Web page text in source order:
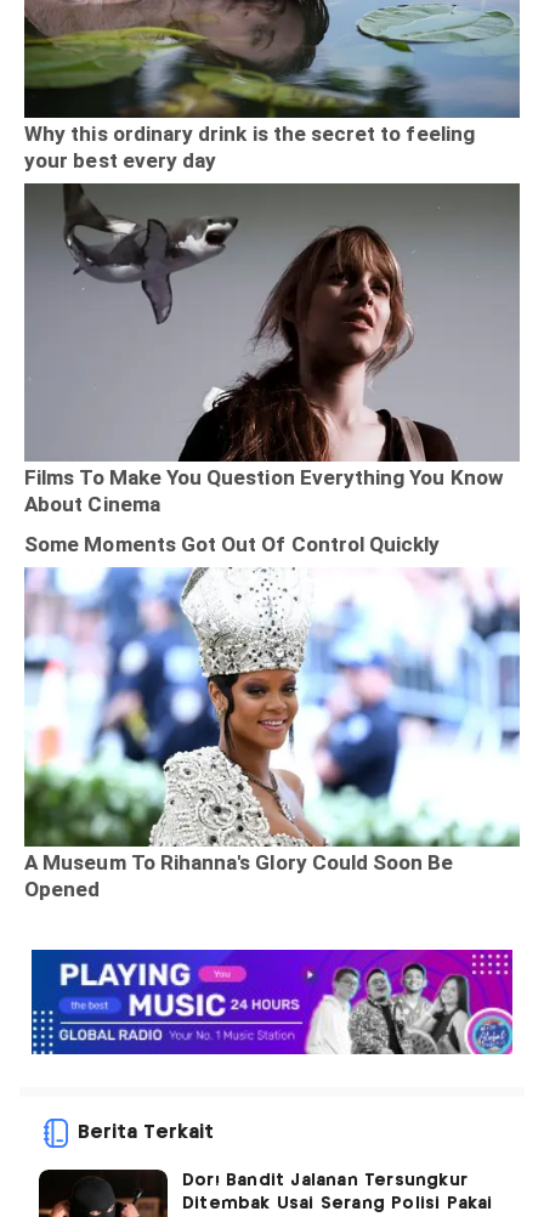
Berita Terkait
Dor! Bandit Jalanan Tersungkur
Ditembak Usai Serang Polisi Pakai